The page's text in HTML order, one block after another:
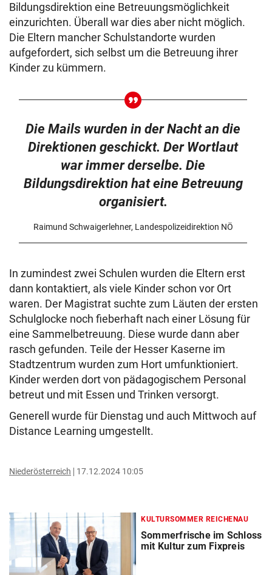
Bildungsdirektion eine Betreuungsmöglichkeit
einzurichten. Überall war dies aber nicht möglich.
Die Eltern mancher Schulstandorte wurden
aufgefordert, sich selbst um die Betreuung ihrer
Kinder zu kümmern.
Die Mails wurden in der Nacht an die
Direktionen geschickt. Der Wortlaut
war immer derselbe. Die
Bildungsdirektion hat eine Betreuung
organisiert.
Raimund Schwaigerlehner, Landespolizeidirektion NÖ
In zumindest zwei Schulen wurden die Eltern erst
dann kontaktiert, als viele Kinder schon vor Ort
waren. Der Magistrat suchte zum Läuten der ersten
Schulglocke noch fieberhaft nach einer Lösung für
eine Sammelbetreuung. Diese wurde dann aber
rasch gefunden. Teile der Hesser Kaserne im
Stadtzentrum wurden zum Hort umfunktioniert.
Kinder werden dort von pädagogischem Personal
betreut und mit Essen und Trinken versorgt.
Generell wurde für Dienstag und auch Mittwoch auf
Distance Learning umgestellt.
Niederösterreich 17.12.2024 10:05
KULTURSOMMER REICHENAU
Sommerfrische im Schloss
mit Kultur zum Fixpreis